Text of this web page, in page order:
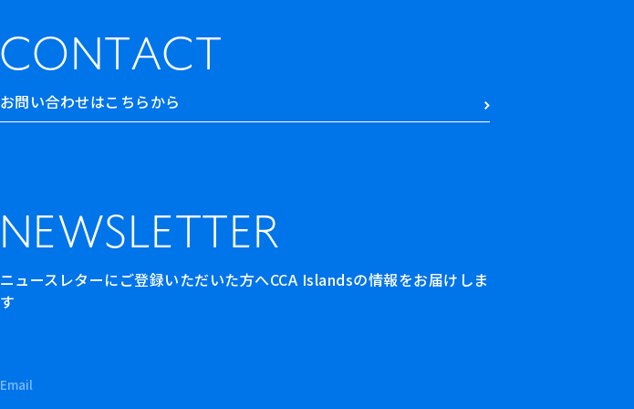
CONTACT
お問い合わせはこちらから
NEWSLETTER
ニュースレターにご登録いただいた方へCCA Islandsの情報をお届けしま
す